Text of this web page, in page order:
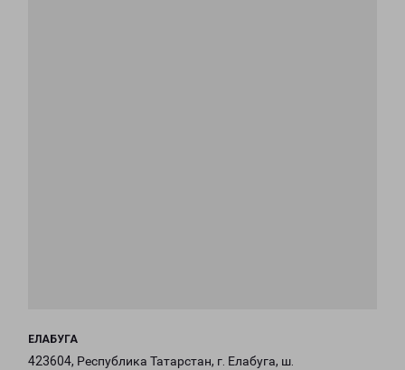
ЕЛАБУГА
423604, Республика Татарстан, г. Елабуга, ш.